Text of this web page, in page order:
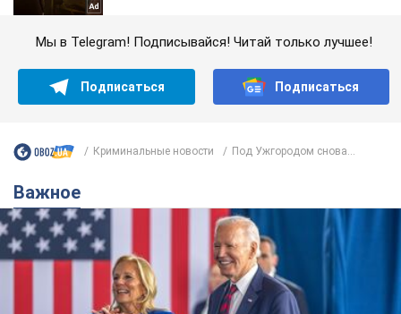
Мы в Telegram! Подписывайся! Читай только лучшее!
Подписаться Подписаться
Криминальные новости Под Ужгородом снова...
Важное